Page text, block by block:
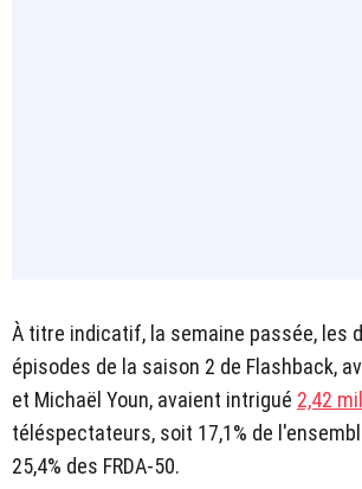
À titre indicatif, la semaine passée, les
épisodes de la saison 2 de Flashback,
et Michaël Youn, avaient intrigué 2,42
téléspectateurs, soit 17,1% de
25,4% des FRDA-50.